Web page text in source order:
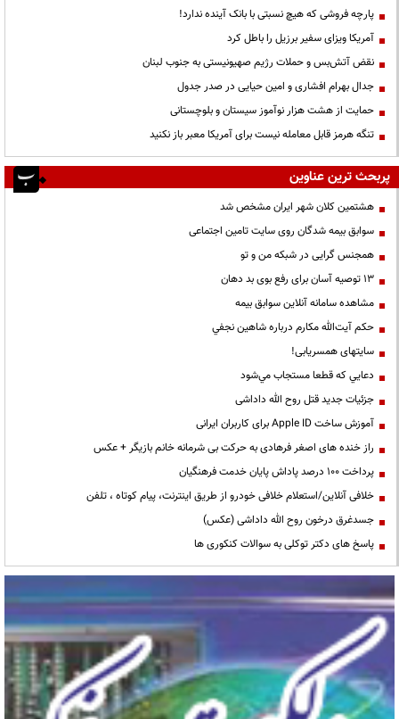
پارچه فروشی که هیچ نسبتی با بانک آینده ندارد!
آمریکا ویزای سفیر برزیل را باطل کرد
نقض آتش‌بس و حملات رژیم صهیونیستی به جنوب لبنان
جدال بهرام افشاری و امین حیایی در صدر جدول
حمایت از هشت هزار نوآموز سیستان و بلوچستانی
تنگه هرمز قابل معامله نیست برای آمریکا معبر باز نکنید
پربحث ترین عناوین
هشتمین کلان شهر ایران مشخص شد
سوابق بیمه شدگان روی سایت تامین اجتماعی
همجنس گرایی در شبکه من و تو
13 توصیه آسان برای رفع بوی بد دهان
مشاهده سامانه آنلاين سوابق بیمه
حكم آيت‌الله مكارم درباره شاهين نجفي
سایتهای همسریابی!
دعايي كه قطعا مستجاب مي‌شود
جزئیات جدید قتل روح الله داداشی
آموزش ساخت Apple ID برای کاربران ایرانی
راز خنده های اصغر فرهادی به حرکت بی شرمانه خانم بازیگر + عکس
پرداخت ۱۰۰ درصد پاداش پایان خدمت فرهنگیان
خلافی آنلاین/استعلام خلافی خودرو از طریق اینترنت، پیام کوتاه ، تلفن
جسدغرق درخون روح الله داداشی (عکس)
پاسخ های دکتر توکلی به سوالات کنکوری ها